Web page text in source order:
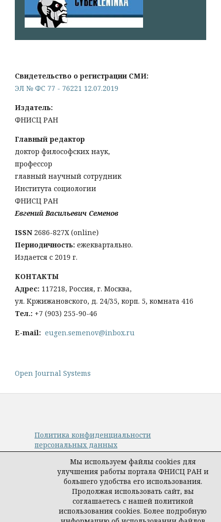
Свидетельство о регистрации СМИ:
ЭЛ № ФС 77 - 76221 12.07.2019
Издатель:
ФНИСЦ РАН
Главный редактор
доктор философских наук,
профессор
главный научный сотрудник
Института социологии
ФНИСЦ РАН
Евгений Васильевич Семенов
ISSN 2686-827X (online)
Периодичность: ежеквартально.
Издается с 2019 г.
КОНТАКТЫ
Адрес: 117218, Россия, г. Москва,
ул. Кржижановского, д. 24/35, корп. 5, комната 416
Тел.: +7 (903) 255-90-46
E-mail: eugen.semenov@inbox.ru
Open Journal Systems
Политика конфиденциальности
персональных данных
© Авторы, журнал «Управление наукой:
теория и практика», 2019–2026
Материалы журнала доступны по
лицензииCreative Commons Attribution
International 4.0 (CC BY).
Издатель:ФНИСЦ РАН .
Мы используем файлы cookies для
улучшения работы портала ФНИСЦ РАН и
большего удобства его использования.
Продолжая использовать сайт, вы
соглашаетесь с нашей политикой
использования cookies. Более подробную